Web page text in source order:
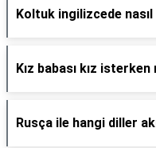
Koltuk ingilizcede
Kız babası kız isterken
Rusça ile hangi diller